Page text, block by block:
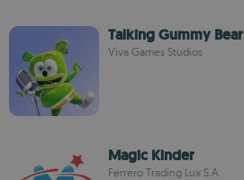
Talking Gummy Bear
Viva Games Studios
Magic Kinder
Ferrero Trading Lux S.A.